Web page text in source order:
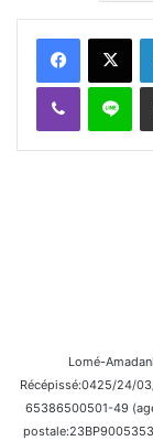
FacebookX
Viber
Lomé-
Récépissé:0425/24/
65386500501-49